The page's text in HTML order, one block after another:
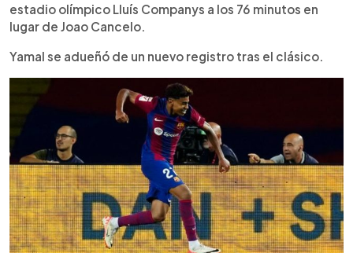
estadio olímpico Lluís Companys a los 76 minutos en
lugar de Joao Cancelo.
Yamal se adueñó de un nuevo registro tras el clásico.